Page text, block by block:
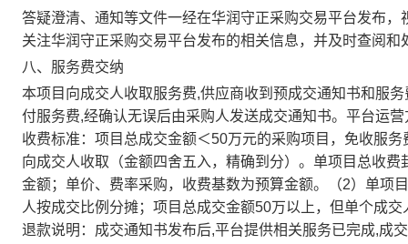
答疑澄清、通知等文件一经在华润守正采购交易平台发布，
关注华润守正采购交易平台发布的相关信息，并及时查阅和
八、服务费交纳
本项目向成交人收取服务费,供应商收到预成交通知书和服
付服务费,经确认无误后由采购人发送成交通知书。平台运
收费标准：项目总成交金额＜50万元的采购项目，免收服
向成交人收取（金额四舍五入，精确到分）。单项目总收
金额；单价、费率采购，收费基数为预算金额。（2）单项
人按成交比例分摊；项目总成交金额50万以上，但单个成
退款说明：成交通知书发布后,平台提供相关服务已完成,成